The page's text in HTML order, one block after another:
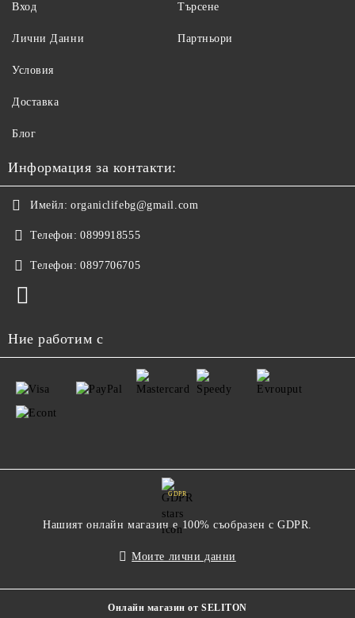
Вход Търсене
Лични Данни
Условия
Доставка
Блог
Партньори
Информация за контакти:
Имейл: organiclifebg@gmail.com
Телефон: 0899918555
Телефон: 0897706705
Ние работим с
GDPR
Нашият онлайн магазин е 100% съобразен с GDPR.
Моите лични данни
Онлайн магазин от SELITON